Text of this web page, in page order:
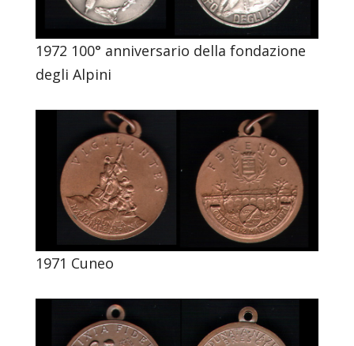
1972 100° anniversario della fondazione
degli Alpini
1971 Cuneo